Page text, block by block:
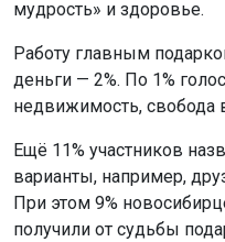
мудрость» и здоровье.
Работу главным
деньги — 2%. По 1%
недвижимость, свобода
Ещё 11% участников
варианты, например,
При этом 9%
получили от судьбы